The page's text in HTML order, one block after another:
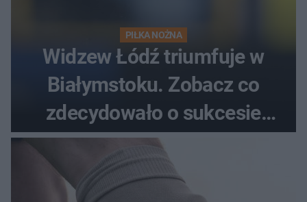
PIŁKA NOŻNA
Widzew Łódź triumfuje w
Białymstoku. Zobacz co
zdecydowało o sukcesie
gości